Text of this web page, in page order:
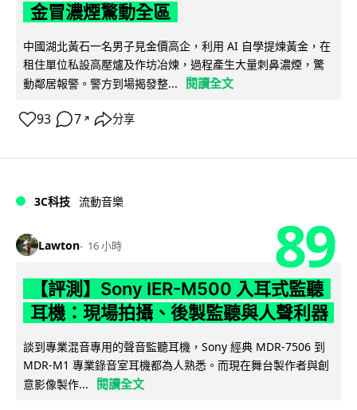
金冒濃煙驚動全區
中國湖北黃石一名男子見金價高企，利用 AI 自學提煉黃金，在
租住單位私設高壓爐及作坊冶煉，過程產生大量刺鼻濃煙，驚
動鄰居報警。警方到場揭發整...
閱讀全文
93 7 ↗ 分享
3C科技 流動音樂
Lawton 16 小時 89
【評測】Sony IER-M500 入耳式監聽
耳機：現場拍攝、後製監聽與人聲利器
談到專業混音專用的聲音監聽耳機，Sony 經典 MDR-7506 到
MDR-M1 專業錄音室耳機都為人熟悉。而現在舞台製作者與創
意影像製作...
閱讀全文